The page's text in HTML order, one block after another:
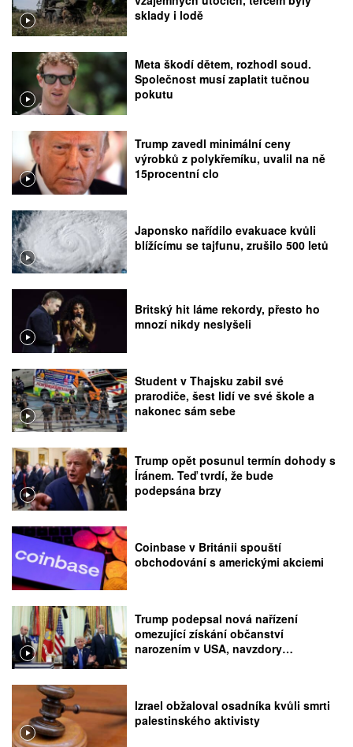
sklady i lodě
Meta škodí dětem, rozhodl soud.
Společnost musí zaplatit tučnou
pokutu
Trump zavedl minimální ceny
výrobků z polykřemíku, uvalil na ně
15procentní clo
Japonsko nařídilo evakuace kvůli
blížícímu se tajfunu, zrušilo 500 letů
Britský hit láme rekordy, přesto ho
mnozí nikdy neslyšeli
Student v Thajsku zabil své
prarodiče, šest lidí ve své škole a
nakonec sám sebe
Trump opět posunul termín dohody s
Íránem. Teď tvrdí, že bude
podepsána brzy
Coinbase v Británii spouští
obchodování s americkými akciemi
Trump podepsal nová nařízení
omezující získání občanství
narozením v USA, navzdory
Izrael obžaloval osadníka kvůli smrti
palestinského aktivisty